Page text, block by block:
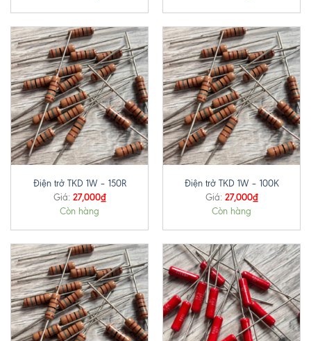
Điện trở TKD 1W – 150R
Giá: 27,000₫
Còn hàng
Điện trở TKD 1W – 100K
Giá: 27,000₫
Còn hàng